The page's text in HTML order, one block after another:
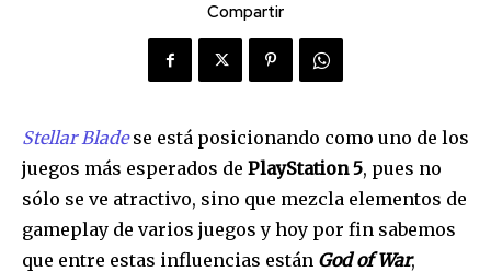
Compartir
Stellar Bladese está posicionando como uno de los
juegos más esperados de PlayStation 5, pues no
sólo se ve atractivo, sino que mezcla elementos de
gameplay de varios juegos y hoy por fin sabemos
que entre estas influencias están God of War,